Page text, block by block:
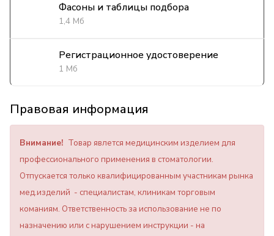
Фасоны и таблицы подбора
1,4 Мб
Регистрационное удостоверение
1 Мб
Правовая информация
Внимание! Товар явлется медицинским изделием для
профессионального применения в стоматологии.
Отпускается только квалифицированным участникам рынка
мед.изделий - специалистам, клиникам торговым
команиям. Ответственность за использование не по
назначению или с нарушением инструкции - на